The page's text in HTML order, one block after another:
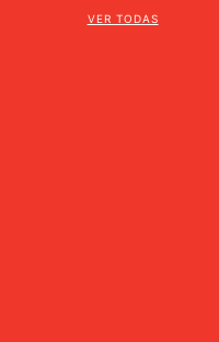
VER TODAS